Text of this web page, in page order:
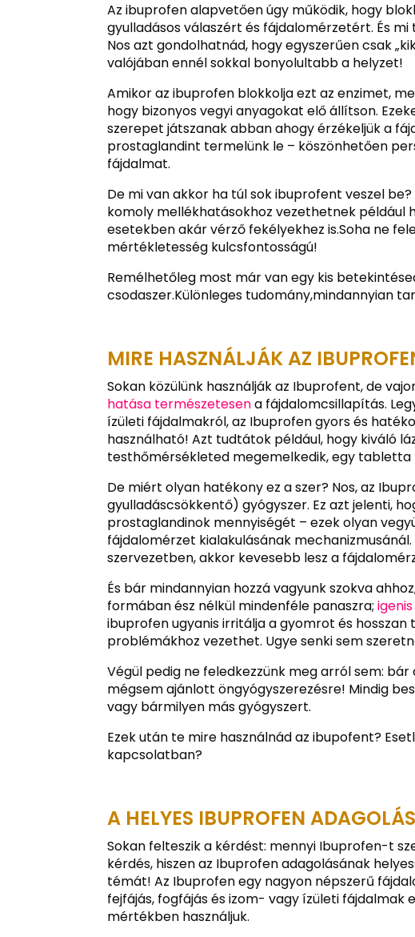
Az ibuprofen alapvetően úgy működik, hogy
gyulladásos válaszért és fájdalomérzetért. És
Nos azt gondolhatnád, hogy egyszerűen csak
valójában ennél sokkal bonyolultabb a helyzet!
Amikor az ibuprofen blokkolja ezt az enzimet,
hogy bizonyos vegyi anyagokat elő állítson.
szerepet játszanak abban ahogy érzékeljük a
prostaglandint termelünk le – köszönhetően
fájdalmat.
De mi van akkor ha túl sok ibuprofent veszel
komoly mellékhatásokhoz vezethetnek például
esetekben akár vérző fekélyekhez is.Soha ne
mértékletesség kulcsfontosságú!
Remélhetőleg most már van egy kis
csodaszer.Különleges tudomány,mindannyian
MIRE HASZNÁLJÁK AZ
Sokan közülünk használják az Ibuprofent, de
hatása természetesena fájdalomcsillapítás.
ízületi fájdalmakról, az Ibuprofen gyors és
használható! Azt tudtátok például, hogy kiváló
testhőmérsékleted megemelkedik, egy
De miért olyan hatékony ez a szer? Nos, az
gyulladáscsökkentő) gyógyszer. Ez azt jelenti,
prostaglandinok mennyiségét – ezek olyan
fájdalomérzet kialakulásának
szervezetben, akkor kevesebb lesz a
És bár mindannyian hozzá vagyunk szokva
formában ész nélkül mindenféle panaszra;
ibuprofen ugyanis irritálja a gyomrot és
problémákhoz vezethet. Ugye senki sem
Végül pedig ne feledkezzünk meg arról sem:
mégsem ajánlott öngyógyszerezésre! Mindig
vagy bármilyen más gyógyszert.
Ezek után te mire használnád az ibupofent?
kapcsolatban?
A HELYES IBUPROFEN
Sokan felteszik a kérdést: mennyi Ibuprofen-t
kérdés, hiszen az Ibuprofen adagolásának
témát! Az Ibuprofen egy nagyon népszerű
fejfájás, fogfájás és izom- vagy ízületi fájdalmak
mértékben használjuk.